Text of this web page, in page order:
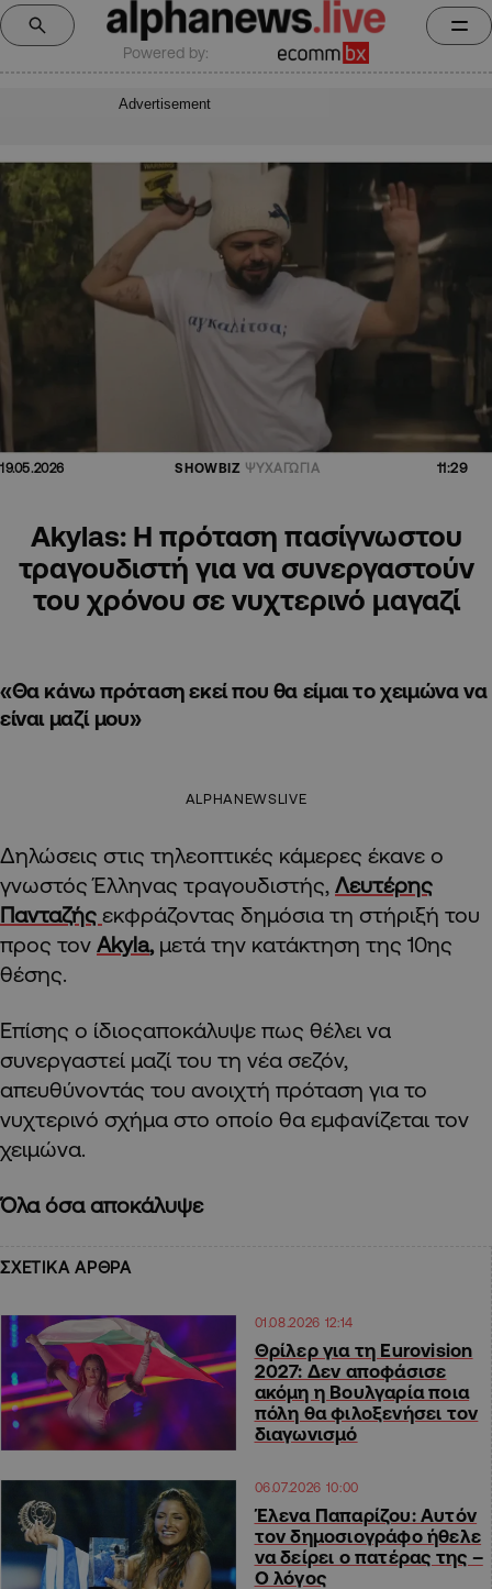
Powered by:
Advertisement
19.05.2026 SHOWBIZ ΨΥΧΑΓΩΓΙΑ 11:29
Akylas: H πρόταση πασίγνωστου
τραγουδιστή για να συνεργαστούν
του χρόνου σε νυχτερινό μαγαζί
«Θα κάνω πρόταση εκεί που θα είμαι το χειμώνα να
είναι μαζί μου»
ALPHANEWSLIVE
Δηλώσεις στις τηλεοπτικές κάμερες έκανε ο
γνωστός Έλληνας τραγουδιστής, Λευτέρης
Πανταζής εκφράζοντας δημόσια τη στήριξή του
προς τον Akyla, μετά την κατάκτηση της 10ης
θέσης.
Επίσης ο ίδιοςαποκάλυψε πως θέλει να
συνεργαστεί μαζί του τη νέα σεζόν,
απευθύνοντάς του ανοιχτή πρόταση για το
νυχτερινό σχήμα στο οποίο θα εμφανίζεται τον
χειμώνα.
Όλα όσα αποκάλυψε
ΣΧΕΤΙΚΑ ΑΡΘΡΑ
01.08.2026 12:14
Θρίλερ για τη Eurovision
2027: Δεν αποφάσισε
ακόμη η Βουλγαρία ποια
πόλη θα φιλοξενήσει τον
διαγωνισμό
06.07.2026 10:00
Έλενα Παπαρίζου: Αυτόν
τον δημοσιογράφο ήθελε
να δείρει ο πατέρας της –
Ο λόγος